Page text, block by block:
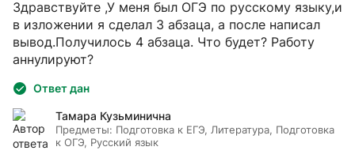
Здравствуйте ,У меня был ОГЭ по русскому языку,и
в изложении я сделал 3 абзаца, а после написал
вывод.Получилось 4 абзаца. Что будет? Работу
аннулируют?
Ответ дан
Тамара Кузьминична
Предметы: Подготовка к ЕГЭ, Литература, Подготовка
к ОГЭ, Русский язык